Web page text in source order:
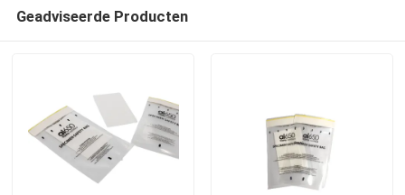
Geadviseerde Producten